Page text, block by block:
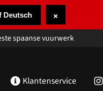
Deutsch ×
spaanse vuurwerk
Klantenservice